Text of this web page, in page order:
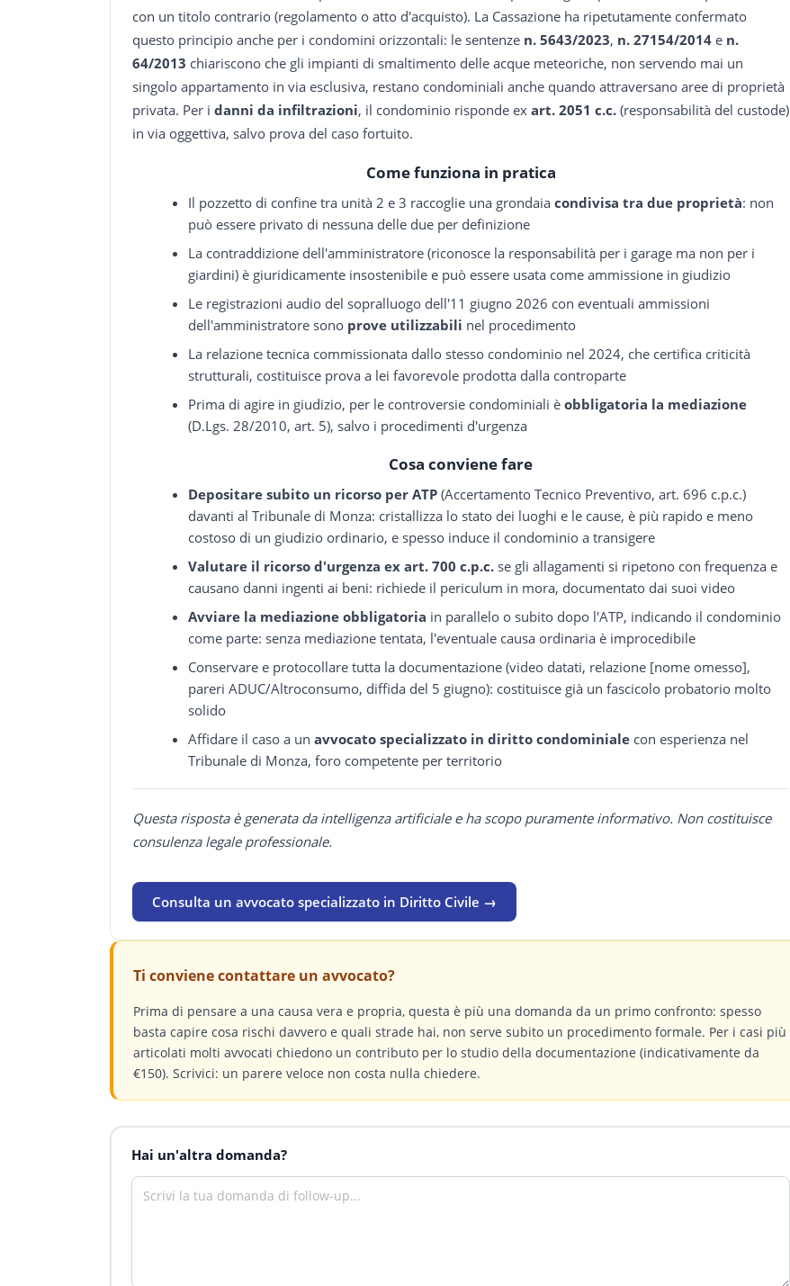
con un titolo contrario (regolamento o atto d'acquisto). La Cassazione ha ripetutamente confermato
questo principio anche per i condomini orizzontali: le sentenze n. 5643/2023, n. 27154/2014 e n.
64/2013 chiariscono che gli impianti di smaltimento delle acque meteoriche, non servendo mai un
singolo appartamento in via esclusiva, restano condominiali anche quando attraversano aree di proprietà
privata. Per i danni da infiltrazioni, il condominio risponde ex art. 2051 c.c. (responsabilità del custode)
in via oggettiva, salvo prova del caso fortuito.
Come funziona in pratica
Il pozzetto di confine tra unità 2 e 3 raccoglie una grondaiacondivisa tra due proprietà: non
può essere privato di nessuna delle due per definizione
La contraddizione dell'amministratore (riconosce la responsabilità per i garage ma non per i
giardini) è giuridicamente insostenibile e può essere usata come ammissione in giudizio
Le registrazioni audio del sopralluogo dell'11 giugno 2026 con eventuali ammissioni
dell'amministratore sono prove utilizzabili nel procedimento
La relazione tecnica commissionata dallo stesso condominio nel 2024, che certifica criticità
strutturali, costituisce prova a lei favorevole prodotta dalla controparte
Prima di agire in giudizio, per le controversie condominiali èobbligatoria la mediazione
(D.Lgs. 28/2010, art. 5), salvo i procedimenti d'urgenza
Cosa conviene fare
Depositare subito un ricorso per ATP (Accertamento Tecnico Preventivo, art. 696 c.p.c.)
davanti al Tribunale di Monza: cristallizza lo stato dei luoghi e le cause, è più rapido e meno
costoso di un giudizio ordinario, e spesso induce il condominio a transigere
Valutare il ricorso d'urgenza ex art. 700 c.p.c. se gli allagamenti si ripetono con frequenza e
causano danni ingenti ai beni: richiede il periculum in mora, documentato dai suoi video
Avviare la mediazione obbligatoria in parallelo o subito dopo l'ATP, indicando il condominio
come parte: senza mediazione tentata, l'eventuale causa ordinaria è improcedibile
Conservare e protocollare tutta la documentazione (video datati, relazione [nome omesso],
pareri ADUC/Altroconsumo, diffida del 5 giugno): costituisce già un fascicolo probatorio molto
solido
Affidare il caso a unavvocato specializzato in diritto condominiale con esperienza nel
Tribunale di Monza, foro competente per territorio
Questa risposta è generata da intelligenza artificiale e ha scopo puramente informativo. Non costituisce
consulenza legale professionale.
Consulta un avvocato specializzato in Diritto Civile →
Ti conviene contattare un avvocato?
Prima di pensare a una causa vera e propria, questa è più una domanda da un primo confronto: spesso
basta capire cosa rischi davvero e quali strade hai, non serve subito un procedimento formale. Per i casi più
articolati molti avvocati chiedono un contributo per lo studio della documentazione (indicativamente da
€150). Scrivici: un parere veloce non costa nulla chiedere.
Hai un'altra domanda?